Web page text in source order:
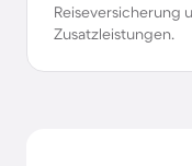
Reiseversicherung
Zusatzleistungen.